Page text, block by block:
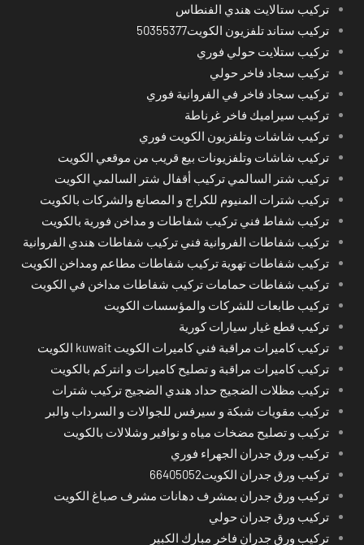
تركيب ستالايت هندي الفنطاس
تركيب ستاند تلفزيون الكويت50355377
تركيب ستلايت حولي فوري
تركيب سجاد فاخر حولي
تركيب سجاد فاخر في الفروانية فوري
تركيب سيراميك فاخر غرناطة
تركيب شاشات وتلفزيون الكويت فوري
تركيب شاشات وتلفزيونات بيع قريب من موقعي الكويت
تركيب شتر السالمي تركيب أقفال شتر السالمي الكويت
تركيب شترات المنيوم للكراج و المصانع والشركات بالكويت
تركيب شفاط فني تركيب شفاطات و مداخن فورية بالكويت
تركيب شفاطات الفروانية فني تركيب شفاطات هندي الفروانية
تركيب شفاطات تهوية تركيب شفاطات مطاعم ومداخن الكويت
تركيب شفاطات حمامات تركيب شفاطات مداخن في الكويت
تركيب طابعات للشركات والمؤسسات الكويت
تركيب قطع غيار سيارات كورية
تركيب كاميرات مراقبة فني كاميرات الكويت kuwait الكويت
تركيب كاميرات مراقبة و تصليح كاميرات و انتركم بالكويت
تركيب مظلات الضجيج حداد هندي الضجيج تركيب شترات
تركيب مقويات شبكة و سيرفس للجوالات و السرداب والبر
تركيب و تصليح مضخات مياه و نوافير وشلالات بالكويت
تركيب ورق جدران الجهراء فوري
تركيب ورق جدران الكويت66405052
تركيب ورق جدران بمشرف دهانات مشرف صباغ الكويت
تركيب ورق جدران حولي
تركيب ورق جدران فاخر مبارك الكبير